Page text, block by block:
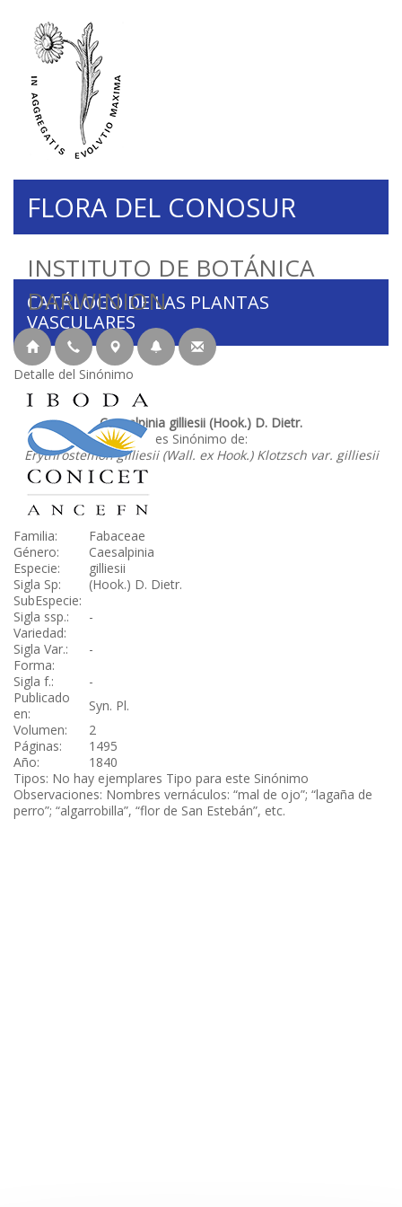
INSTITUTO DE BOTÁNICA
DARWINION
FLORA DEL CONOSUR
CATÁLOGO DE LAS PLANTAS
VASCULARES
Detalle del Sinónimo
Caesalpinia gilliesii (Hook.) D. Dietr.
es Sinónimo de:
Erythrostemon gilliesii (Wall. ex Hook.) Klotzsch var. gilliesii
Familia:
Fabaceae
Género:
Caesalpinia
Especie:
gilliesii
Sigla Sp:
(Hook.) D. Dietr.
SubEspecie:
Sigla ssp.:
-
Variedad:
Sigla Var.:
-
Forma:
Sigla f.:
-
Publicado
en:
Syn. Pl.
Volumen:
2
Páginas:
1495
Año:
1840
Tipos: No hay ejemplares Tipo para este Sinónimo
Observaciones: Nombres vernáculos: “mal de ojo”; “lagaña de
perro”; “algarrobilla”, “flor de San Estebán”, etc.